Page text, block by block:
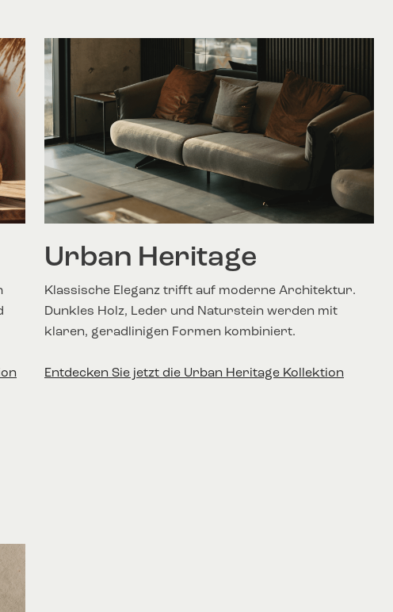
Urban Heritage
Klassische Eleganz trifft auf moderne Architektur.
Dunkles Holz, Leder und Naturstein werden mit
klaren, geradlinigen Formen kombiniert.
Entdecken Sie jetzt die Urban Heritage Kollektion